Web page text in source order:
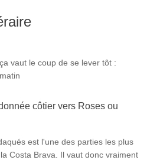
vaut le coup de se lever tôt :
côtier vers Roses ou
est l'une des parties les plus
Costa Brava. Il vaut donc vraiment